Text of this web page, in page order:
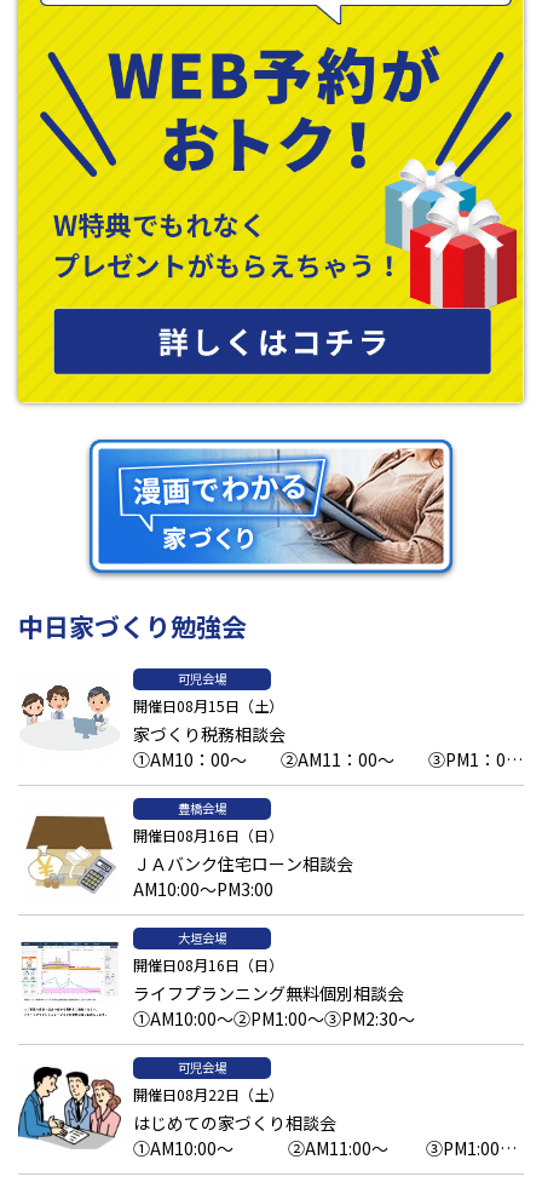
中日家づくり勉強会
可児会場
開催日08月15日（土）
家づくり税務相談会
①AM10：00～ ②AM11：00～ ③PM1：00
～予約済 ④PM2：00～ ⑤PM3：00～
豊橋会場
開催日08月16日（日）
ＪＡバンク住宅ローン相談会
AM10:00～PM3:00
大垣会場
開催日08月16日（日）
ライフプランニング無料個別相談会
①AM10:00～②PM1:00～③PM2:30～
可児会場
開催日08月22日（土）
はじめての家づくり相談会
①AM10:00～ ②AM11:00～ ③PM1:00
～ ④PM2:00～ ⑤PM3:00～